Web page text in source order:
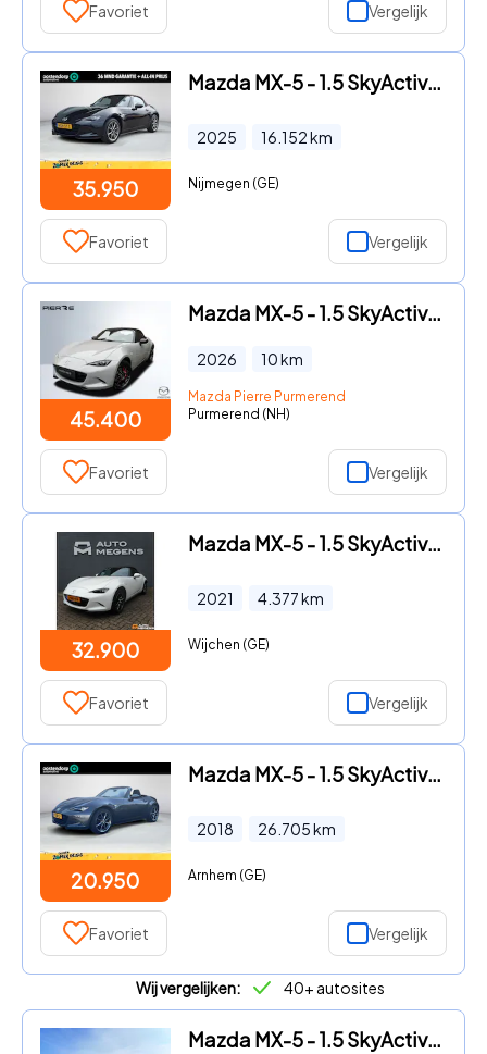
Favoriet Vergelijk
35.950
Mazda MX-5 - 1.5 SkyActiv-G 132 Kazari | Cruise Control | Navigatie | PDC
2025 16.152km
Nijmegen (GE)
Favoriet Vergelijk
45.400
Mazda MX-5 - 1.5 SkyActiv-G 132 Homura | incl. 10 YEARS DEALS: tot €3.500
2026 10km
Mazda Pierre Purmerend
Purmerend (NH)
Favoriet Vergelijk
32.900
Mazda MX-5 - 1.5 SkyActiv-G 132 GT-M
2021 4.377km
Wijchen (GE)
Favoriet Vergelijk
20.950
Mazda MX-5 - 1.5 SkyActiv-G 131 | Rijklaarprijs | Dealer onderhouden | Ai
2018 26.705km
Arnhem (GE)
Favoriet Vergelijk
Wij vergelijken: 40+ autosites
Mazda MX-5 - 1.5 SkyActiv-G 132 Kazari | Voorraadvoordeel